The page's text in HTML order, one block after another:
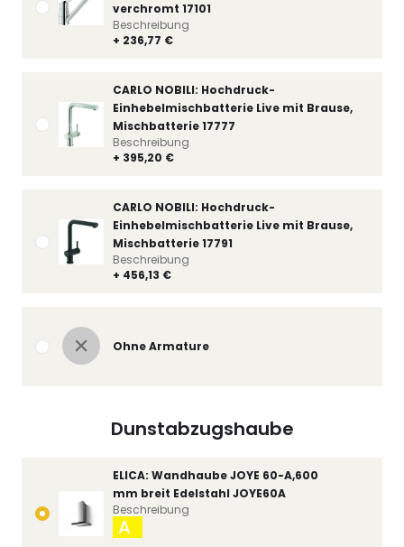
verchromt 17101
+ 236,77 €
Beschreibung
CARLO NOBILI: Hochdruck-
Einhebelmischbatterie Live mit Brause,
Mischbatterie 17777
+ 395,20 €
Beschreibung
CARLO NOBILI: Hochdruck-
Einhebelmischbatterie Live mit Brause,
Mischbatterie 17791
+ 456,13 €
Beschreibung
Ohne Armature
Dunstabzugshaube
ELICA: Wandhaube JOYE 60-A,600
mm breit Edelstahl JOYE60A
A
Beschreibung